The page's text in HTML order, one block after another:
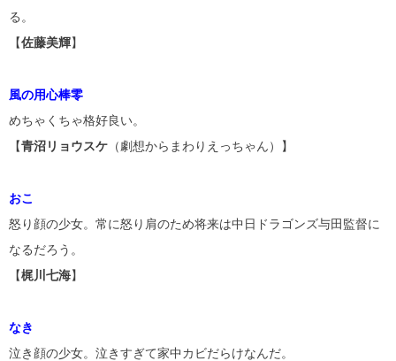
る。
【佐藤美輝】
風の用心棒零
めちゃくちゃ格好良い。
【青沼リョウスケ （劇想からまわりえっちゃん）】
おこ
怒り顔の少女。常に怒り肩のため将来は中日ドラゴンズ与田監督に
なるだろう。
【梶川七海】
なき
泣き顔の少女。泣きすぎて家中カビだらけなんだ。